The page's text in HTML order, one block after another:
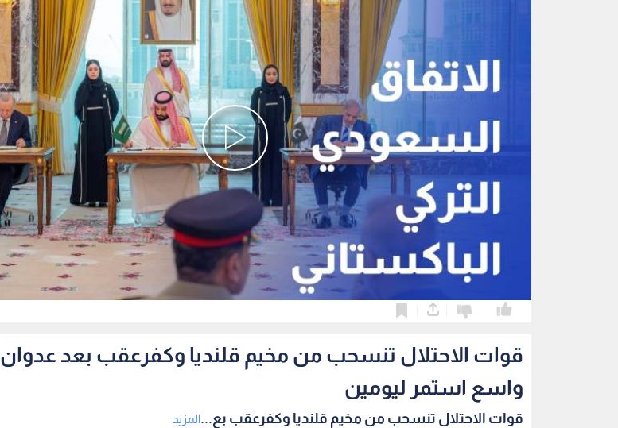
قوات الاحتلال تنسحب من مخيم قلنديا وكفرعقب بعد عدوان
واسع استمر ليومين
قوات الاحتلال تنسحب من مخيم قلنديا وكفرعقب بع...المزيد